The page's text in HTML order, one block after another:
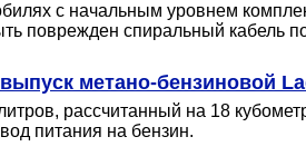
с начальным уровнем
поврежден спиральный кабель
метано-бензиновой
рассчитанный на 18
питания на бензин.